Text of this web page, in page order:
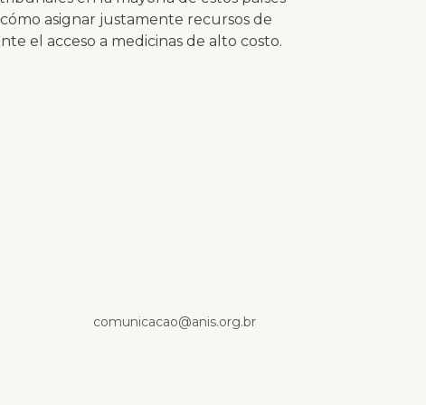
asignar justamente recursos de
el acceso a medicinas de alto costo.
comunicacao@anis.org.br